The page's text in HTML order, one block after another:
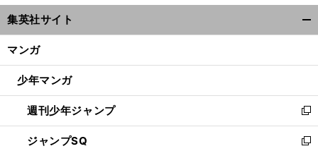
ウ
ィ
ン
ウ
開
く
集英社サイト
マンガ
少年マンガ
週刊少年ジャンプ
新
し
い
ジャンプSQ
新